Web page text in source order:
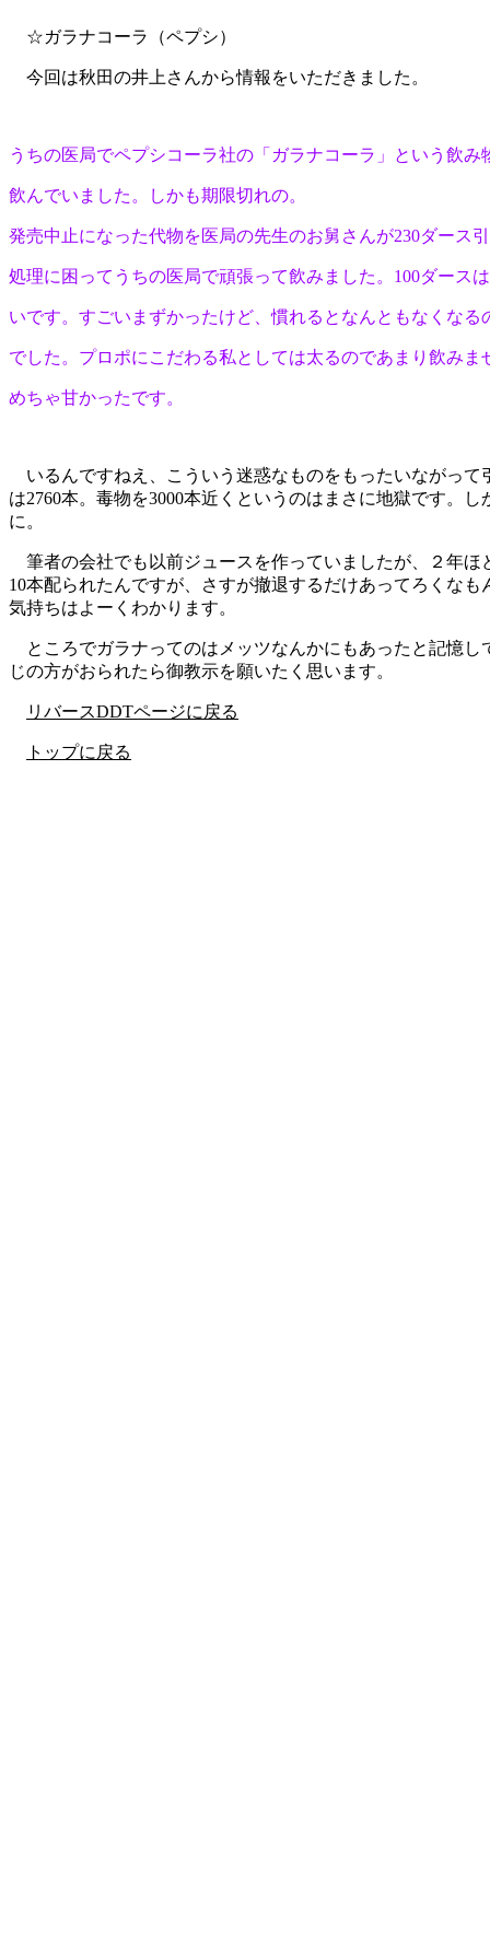
☆ガラナコーラ（ペプシ）
今回は秋田の井上さんから情報をいただきました。
うちの医局でペプシコーラ社の「ガラナコーラ」という飲み
飲んでいました。しかも期限切れの。
発売中止になった代物を医局の先生のお舅さんが230ダース
処理に困ってうちの医局で頑張って飲みました。100ダース
いです。すごいまずかったけど、慣れるとなんともなくなる
でした。プロポにこだわる私としては太るのであまり飲みま
めちゃ甘かったです。
いるんですねえ、こういう迷惑なものをもったいながって
は2760本。毒物を3000本近くというのはまさに地獄です。
に。
筆者の会社でも以前ジュースを作っていましたが、２年ほ
10本配られたんですが、さすが撤退するだけあってろくな
気持ちはよーくわかります。
ところでガラナってのはメッツなんかにもあったと記憶し
じの方がおられたら御教示を願いたく思います。
リバースDDTページに戻る
トップに戻る